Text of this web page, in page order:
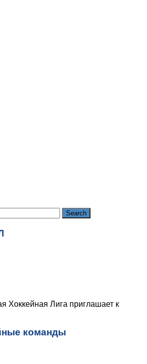
опубликован.
Search
Хоккейная Лига приглашает к
команды